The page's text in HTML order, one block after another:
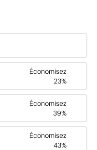
Économisez
23%
Économisez
39%
Économisez
43%